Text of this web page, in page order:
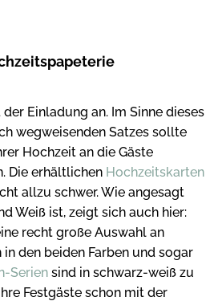
Einladung an. Im Sinne dieses
wegweisenden Satzes sollte
Hochzeit an die Gäste
Die erhältlichen Hochzeitskarten
allzu schwer. Wie angesagt
Weiß ist, zeigt sich auch hier:
recht große Auswahl an
den beiden Farben und sogar
Serien sind in schwarz-weiß zu
Festgäste schon mit der